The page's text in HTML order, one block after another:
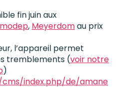
fin juin aux
, Meyerdomau prix
l’appareil permet
tremblements (voir notre
)
index.php/de/amane